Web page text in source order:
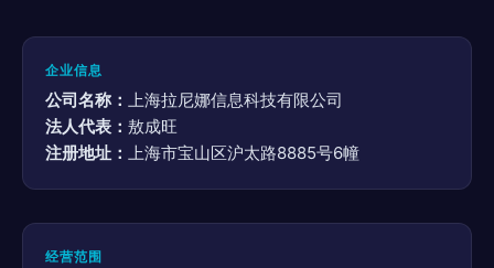
企业信息
公司名称： 上海拉尼娜信息科技有限公司
法人代表： 敖成旺
注册地址： 上海市宝山区沪太路8885号6幢
经营范围